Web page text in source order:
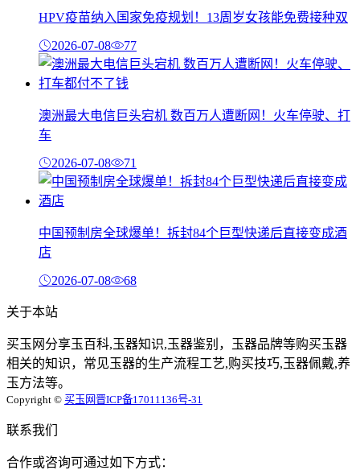
HPV疫苗纳入国家免疫规划！13周岁女孩能免费接种双
2026-07-08 77
澳洲最大电信巨头宕机 数百万人遭断网！火车停驶、打
车
2026-07-08 71
中国预制房全球爆单！拆封84个巨型快递后直接变成酒
店
2026-07-08 68
关于本站
买玉网分享玉百科,玉器知识,玉器鉴别，玉器品牌等购买玉器
相关的知识，常见玉器的生产流程工艺,购买技巧,玉器佩戴,养
玉方法等。
Copyright © 买玉网晋ICP备17011136号-31
联系我们
合作或咨询可通过如下方式：